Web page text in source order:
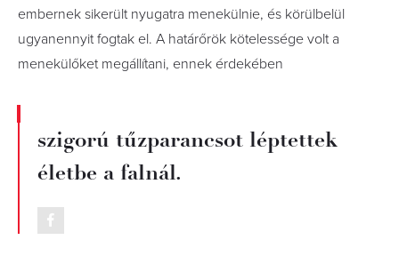
embernek sikerült nyugatra menekülnie, és körülbelül
ugyanennyit fogtak el. A határőrök kötelessége volt a
menekülőket megállítani, ennek érdekében
szigorú tűzparancsot léptettek
életbe a falnál.